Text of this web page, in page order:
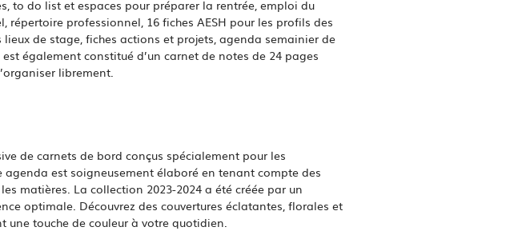
to do list et espaces pour préparer la rentrée, emploi du
professionnel, 16 fiches AESH pour les profils des
de stage, fiches actions et projets, agenda semainier de
également constitué d’un carnet de notes de 24 pages
librement.
de carnets de bord conçus spécialement pour les
agenda est soigneusement élaboré en tenant compte des
matières. La collection 2023-2024 a été créée par un
optimale. Découvrez des couvertures éclatantes, florales et
touche de couleur à votre quotidien.